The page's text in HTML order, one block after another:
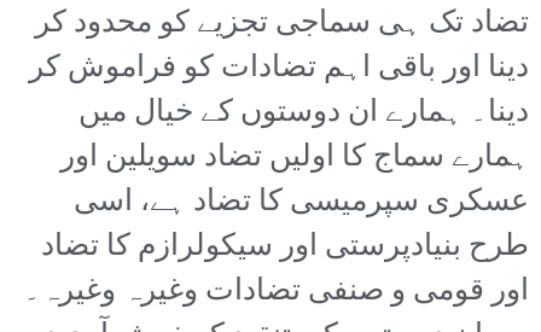
تضاد تک ہی سماجی تجزیے کو محدود کر
دینا اور باقی اہم تضادات کو فراموش کر
دینا۔ ہمارے ان دوستوں کے خیال میں
ہمارے سماج کا اولیں تضاد سویلین اور
عسکری سپرمیسی کا تضاد ہے، اسی
طرح بنیادپرستی اور سیکولرازم کا تضاد
اور قومی و صنفی تضادات وغیرہ وغیرہ۔